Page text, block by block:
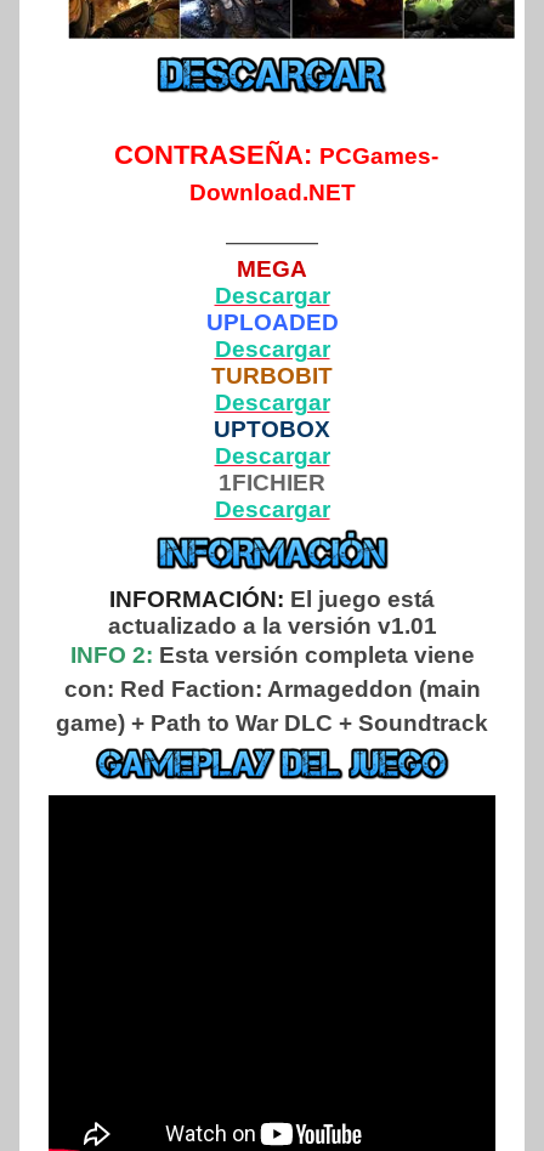
CONTRASEÑA: PCGames-
Download.NET
————
MEGA
Descargar
UPLOADED
Descargar
TURBOBIT
Descargar
UPTOBOX
Descargar
1FICHIER
Descargar
INFORMACIÓN: El juego está
actualizado a la versión v1.01
INFO 2: Esta versión completa viene
con: Red Faction: Armageddon (main
game) + Path to War DLC + Soundtrack